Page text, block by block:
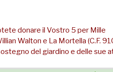
donare il Vostro 5 per Mille
Walton e La Mortella (C.F.
del giardino e delle sue